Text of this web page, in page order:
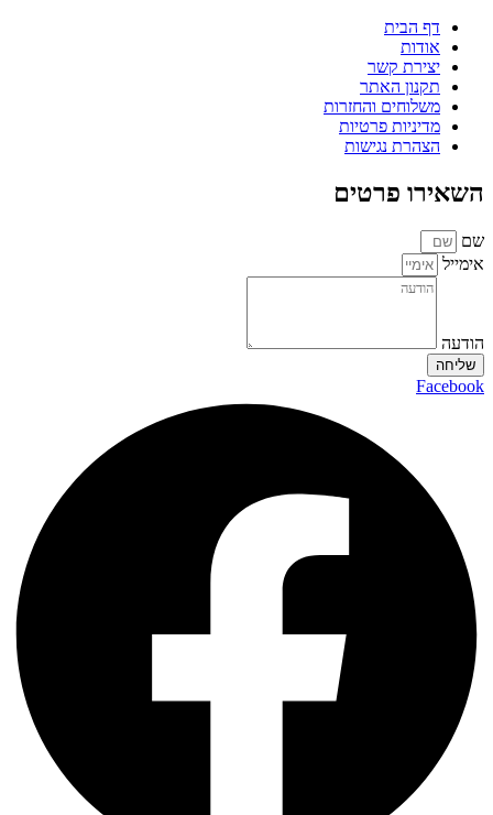
דף הבית
אודות
יצירת קשר
תקנון האתר
משלוחים והחזרות
מדיניות פרטיות
הצהרת נגישות
השאירו פרטים
שם
אימייל
הודעה
שליחה
Facebook